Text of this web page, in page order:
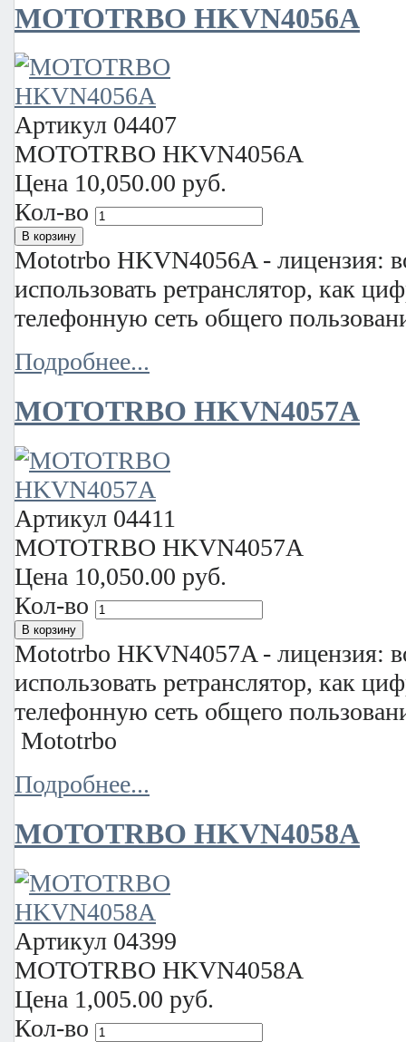
MOTOTRBO HKVN4056A
Артикул 04407
MOTOTRBO HKVN4056A
Цена 10,050.00 руб.
Кол-во
Mototrbo HKVN4056A - лицензия:
использовать ретранслятор, как
телефонную сеть общего
Подробнее...
MOTOTRBO HKVN4057A
Артикул 04411
MOTOTRBO HKVN4057A
Цена 10,050.00 руб.
Кол-во
Mototrbo HKVN4057A - лицензия:
использовать ретранслятор, как
телефонную сеть общего
Mototrbo
Подробнее...
MOTOTRBO HKVN4058A
Артикул 04399
MOTOTRBO HKVN4058A
Цена 1,005.00 руб.
Кол-во